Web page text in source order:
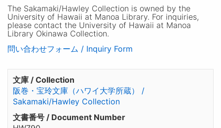
The Sakamaki/Hawley Collection is owned by the
University of Hawaii at Manoa Library. For inquiries,
please contact the University of Hawaii at Manoa
Library Okinawa Collection.
問い合わせフォーム / Inquiry Form
文庫 / Collection
阪巻・宝玲文庫（ハワイ大学所蔵） /
Sakamaki/Hawley Collection
文書番号 / Document Number